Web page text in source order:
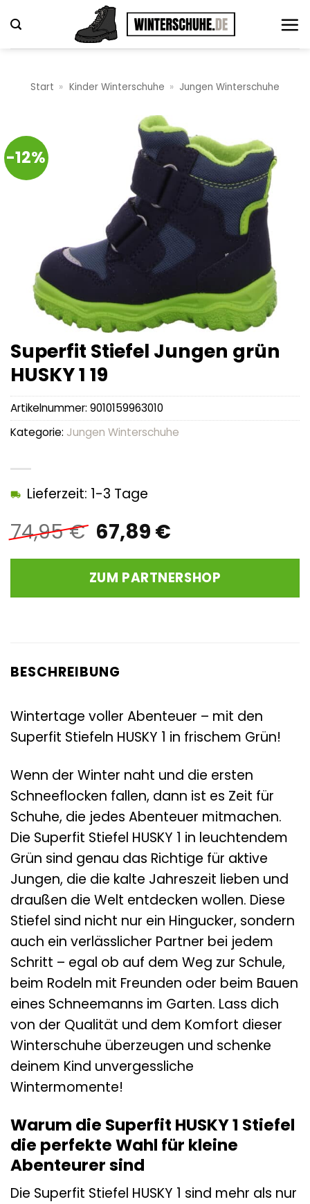
Inhalt
springen
Start » Kinder Winterschuhe » Jungen Winterschuhe
-12%
Superfit Stiefel Jungen grün
HUSKY 1 19
74,95€ Ursprünglicher
Preis
war:
74,95 €
67,89 €Aktueller
ist:
67,89 €.
Lieferzeit: 1-3 Tage
ZUM PARTNERSHOP
Artikelnummer: 9010159963010
Kategorie: Jungen Winterschuhe
BESCHREIBUNG
Wintertage voller Abenteuer – mit den
Superfit Stiefeln HUSKY 1 in frischem Grün!
Wenn der Winter naht und die ersten
Schneeflocken fallen, dann ist es Zeit für
Schuhe, die jedes Abenteuer mitmachen.
Die Superfit Stiefel HUSKY 1 in leuchtendem
Grün sind genau das Richtige für aktive
Jungen, die die kalte Jahreszeit lieben und
draußen die Welt entdecken wollen. Diese
Stiefel sind nicht nur ein Hingucker, sondern
auch ein verlässlicher Partner bei jedem
Schritt – egal ob auf dem Weg zur Schule,
beim Rodeln mit Freunden oder beim Bauen
eines Schneemanns im Garten. Lass dich
von der Qualität und dem Komfort dieser
Winterschuhe überzeugen und schenke
deinem Kind unvergessliche
Wintermomente!
Warum die Superfit HUSKY 1 Stiefel
die perfekte Wahl für kleine
Abenteurer sind
Die Superfit Stiefel HUSKY 1 sind mehr als nur